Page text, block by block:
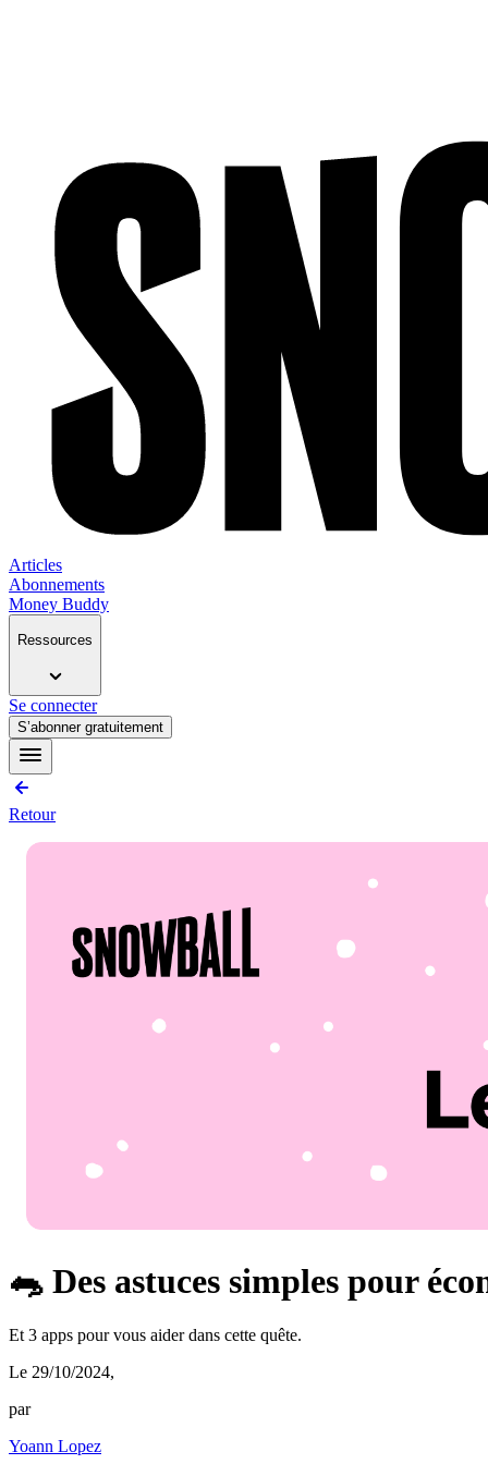
Articles
Abonnements
Money Buddy
Ressources
Se connecter
S’abonner gratuitement
Retour
🐀 Des astuces simples pour
Et 3 apps pour vous aider dans cette quête.
Le 29/10/2024,
par
Yoann Lopez